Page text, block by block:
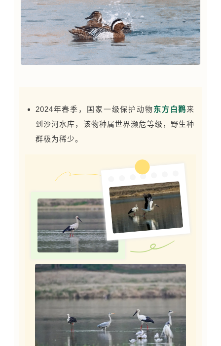
2024年春季，国家一级保护动物东方白鹳来
到沙河水库，该物种属世界濒危等级，野生种
群极为稀少。